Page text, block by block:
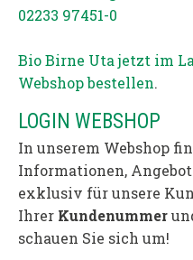
02233 97451-0
Bio Birne Uta jetzt im
Webshop bestellen.
LOGIN WEBSHOP
In unserem Webshop
Informationen,
exklusiv für unsere
Ihrer Kundenummer
schauen Sie sich um!